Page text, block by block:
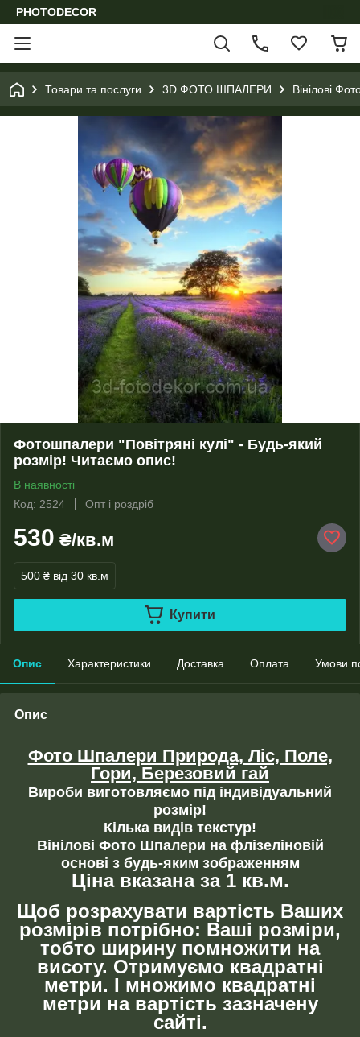
PHOTODECOR
Товари та послуги 3D ФОТО ШПАЛЕРИ Вінілові
Фотошпалери "Повітряні кулі" - Будь-який
розмір! Читаємо опис!
В наявності
Код: 2524
Опт і роздріб
530 ₴/кв.м
500 ₴ від 30 кв.м
Купити
Опис Характеристики Доставка Оплата Умови
Опис
Фото Шпалери Природа, Ліс, Поле,
Гори, Березовий гай
Вироби виготовляємо під індивідуальний
розмір!
Кілька видів текстур!
Вінілові Фото Шпалери на флізеліновій
основі з будь-яким зображенням
Ціна вказана за 1 кв.м.
Щоб розрахувати вартість Ваших
розмірів потрібно: Ваші розміри,
тобто ширину помножити на
висоту. Отримуємо квадратні
метри. І множимо квадратні
метри на вартість зазначену
сайті.